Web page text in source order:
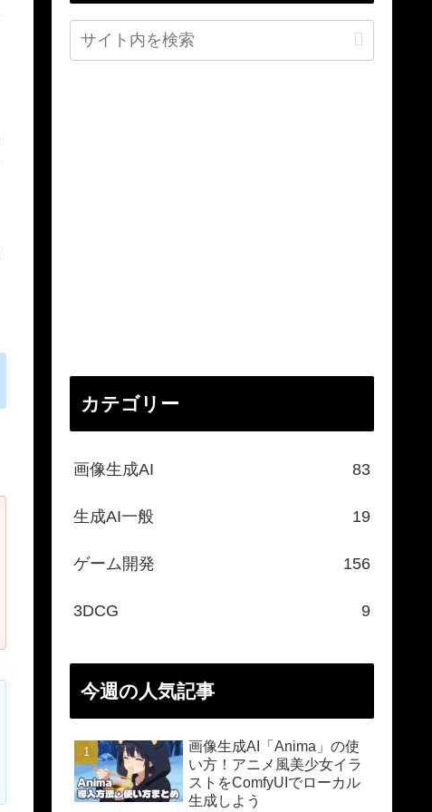
カテゴリー
画像生成AI 83
生成AI一般 19
ゲーム開発 156
3DCG 9
今週の人気記事
画像生成AI「Anima」の使
い方！アニメ風美少女イラ
ストをComfyUIでローカル
生成しよう